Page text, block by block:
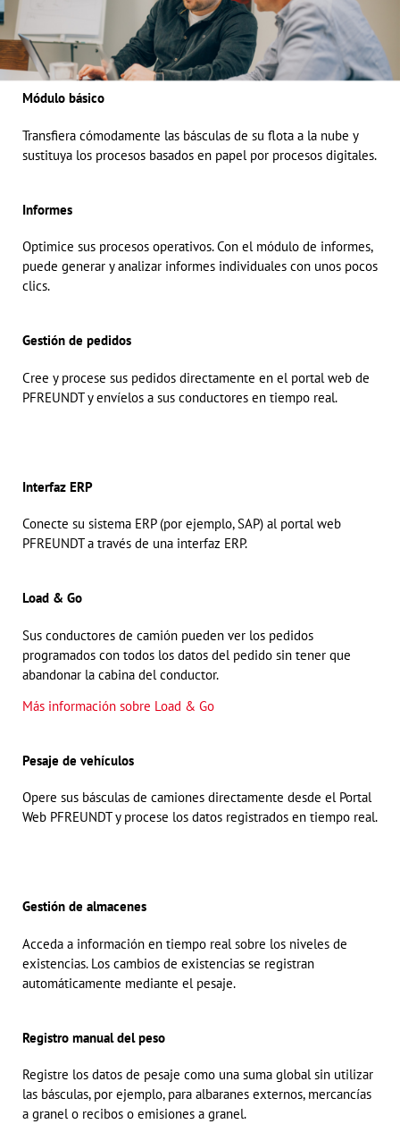
Módulo básico
Transfiera cómodamente las básculas de su flota a la nube y
sustituya los procesos basados en papel por procesos digitales.
Informes
Optimice sus procesos operativos. Con el módulo de informes,
puede generar y analizar informes individuales con unos pocos
clics.
Gestión de pedidos
Cree y procese sus pedidos directamente en el portal web de
PFREUNDT y envíelos a sus conductores en tiempo real.
Interfaz ERP
Conecte su sistema ERP (por ejemplo, SAP) al portal web
PFREUNDT a través de una interfaz ERP.
Load & Go
Sus conductores de camión pueden ver los pedidos
programados con todos los datos del pedido sin tener que
abandonar la cabina del conductor.
Más información sobre Load & Go
Pesaje de vehículos
Opere sus básculas de camiones directamente desde el Portal
Web PFREUNDT y procese los datos registrados en tiempo real.
Gestión de almacenes
Acceda a información en tiempo real sobre los niveles de
existencias. Los cambios de existencias se registran
automáticamente mediante el pesaje.
Registro manual del peso
Registre los datos de pesaje como una suma global sin utilizar
las básculas, por ejemplo, para albaranes externos, mercancías
a granel o recibos o emisiones a granel.